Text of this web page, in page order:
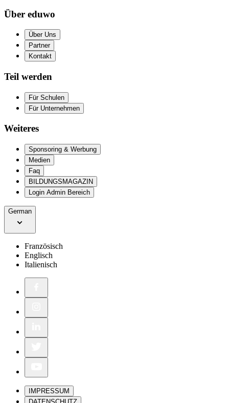
Über eduwo
Über Uns
Partner
Kontakt
Teil werden
Für Schulen
Für Unternehmen
Weiteres
Sponsoring & Werbung
Medien
Faq
BILDUNGSMAGAZIN
Login Admin Bereich
German
Französisch
Englisch
Italienisch
IMPRESSUM